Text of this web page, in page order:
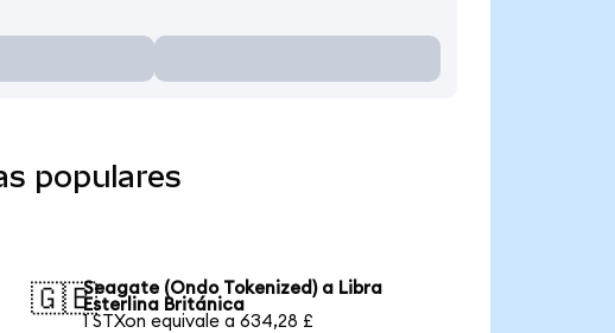
populares
🇬🇧Seagate (Ondo Tokenized) a Libra
Esterlina Británica
1 STXon equivale a 634,28 £